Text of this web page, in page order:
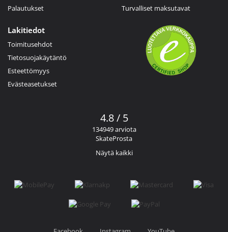
Palautukset
Turvalliset maksutavat
Lakitiedot
Toimitusehdot
Tietosuojakäytäntö
Esteettömyys
Evästeasetukset
4.8 / 5
134949 arviota
SkateProsta
Näytä kaikki